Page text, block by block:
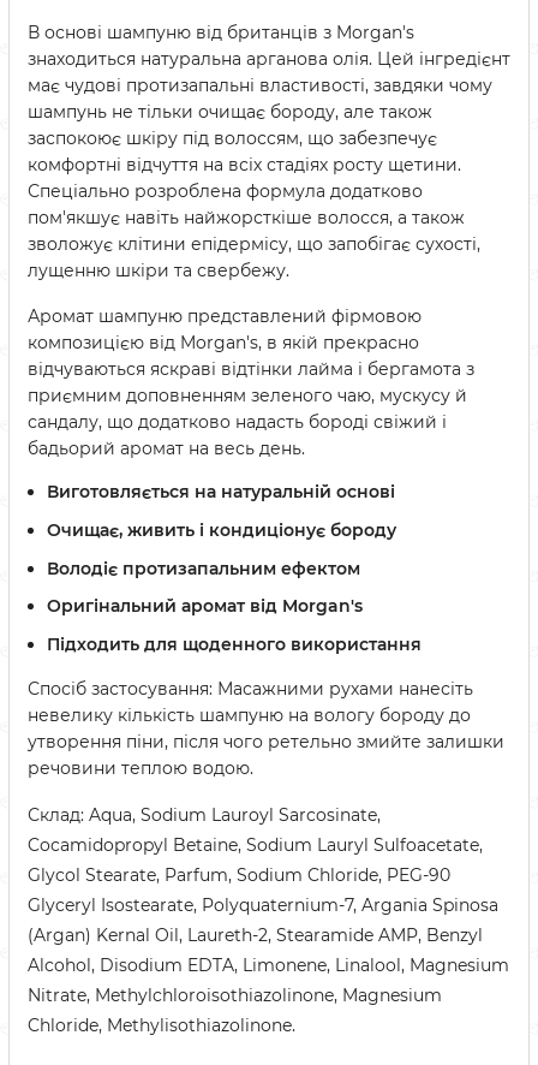
В основі шампуню від британців з Morgan's
знаходиться натуральна арганова олія. Цей інгредієнт
має чудові протизапальні властивості, завдяки чому
шампунь не тільки очищає бороду, але також
заспокоює шкіру під волоссям, що забезпечує
комфортні відчуття на всіх стадіях росту щетини.
Спеціально розроблена формула додатково
пом'якшує навіть найжорсткіше волосся, а також
зволожує клітини епідермісу, що запобігає сухості,
лущенню шкіри та свербежу.
Аромат шампуню представлений фірмовою
композицією від Morgan's, в якій прекрасно
відчуваються яскраві відтінки лайма і бергамота з
приємним доповненням зеленого чаю, мускусу й
сандалу, що додатково надасть бороді свіжий і
бадьорий аромат на весь день.
Виготовляється на натуральній основі
Очищає, живить і кондиціонує бороду
Володіє протизапальним ефектом
Оригінальний аромат від Morgan's
Підходить для щоденного використання
Спосіб застосування: Масажними рухами нанесіть
невелику кількість шампуню на вологу бороду до
утворення піни, після чого ретельно змийте залишки
речовини теплою водою.
Склад: Aqua, Sodium Lauroyl Sarcosinate,
Cocamidopropyl Betaine, Sodium Lauryl Sulfoacetate,
Glycol Stearate, Parfum, Sodium Chloride, PEG-90
Glyceryl Isostearate, Polyquaternium-7, Argania Spinosa
(Argan) Kernal Oil, Laureth-2, Stearamide AMP, Benzyl
Alcohol, Disodium EDTA, Limonene, Linalool, Magnesium
Nitrate, Methylchloroisothiazolinone, Magnesium
Chloride, Methylisothiazolinone.